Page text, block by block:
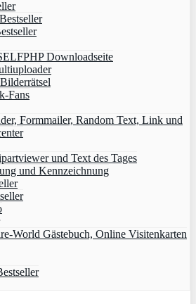
Downloadseite
Fans
Formmailer, Random Text, Link und
und Text des Tages
und Kennzeichnung
World Gästebuch, Online Visitenkarten